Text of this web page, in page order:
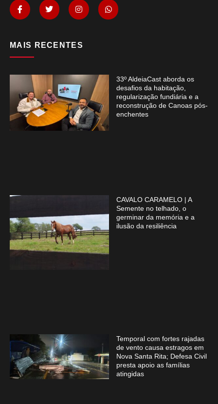
MAIS RECENTES
33º AldeiaCast aborda os
desafios da habitação,
regularização fundiária e a
reconstrução de Canoas pós-
enchentes
CAVALO CARAMELO | A
Semente no telhado, o
germinar da memória e a
ilusão da resiliência
Temporal com fortes rajadas
de vento causa estragos em
Nova Santa Rita; Defesa Civil
presta apoio as famílias
atingidas